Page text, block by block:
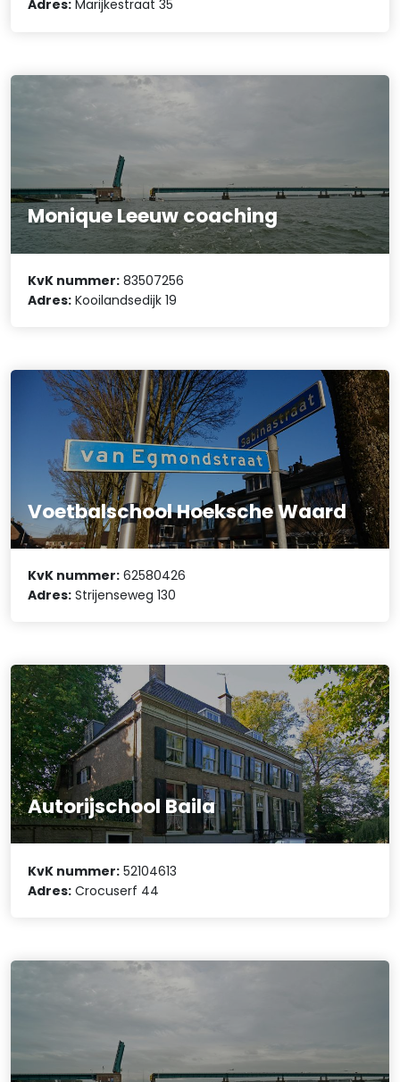
Adres: Marijkestraat 35
Monique Leeuw coaching
KvK nummer: 83507256
Adres: Kooilandsedijk 19
Voetbalschool Hoeksche Waard
KvK nummer: 62580426
Adres: Strijenseweg 130
Autorijschool Baila
KvK nummer: 52104613
Adres: Crocuserf 44